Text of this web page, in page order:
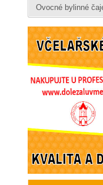
Ovocné bylinné